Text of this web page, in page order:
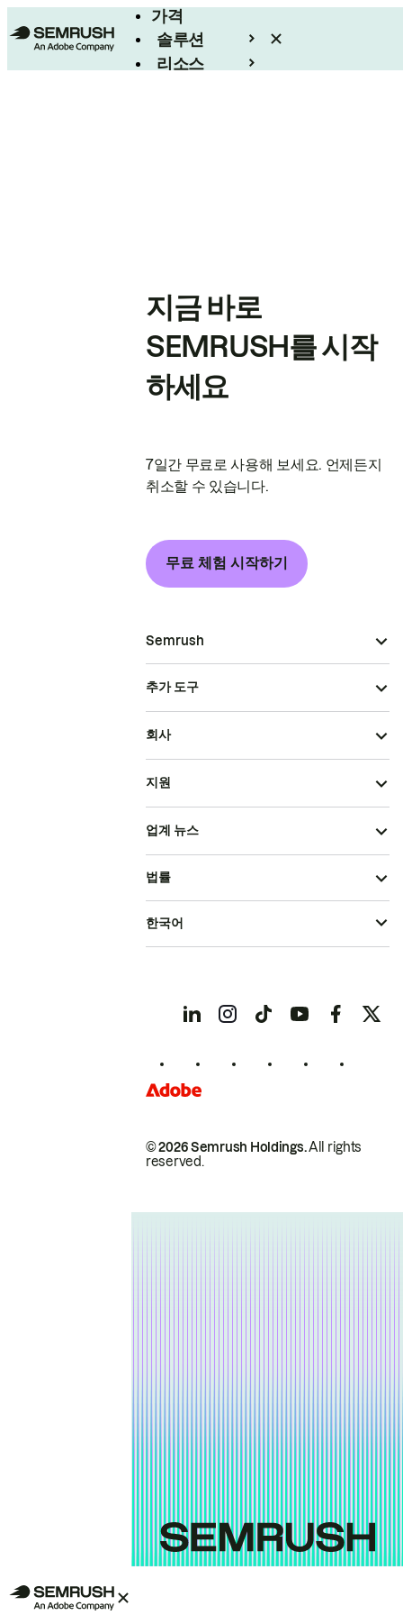
가격
솔루션
리소스
지금 바로
SEMRUSH를 시작
하세요
7일간 무료로 사용해 보세요. 언제든지
취소할 수 있습니다.
무료 체험 시작하기
Semrush
추가 도구
회사
지원
업계 뉴스
© 2026 Semrush Holdings.All rights
reserved.
법률
한국어